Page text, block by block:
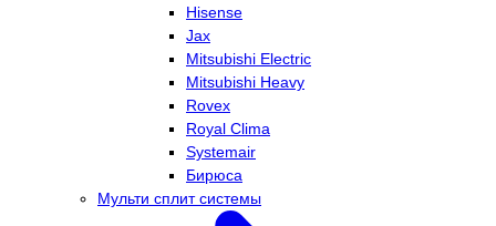
Hisense
Jax
Mitsubishi Electric
Mitsubishi Heavy
Rovex
Royal Clima
Systemair
Бирюса
Мульти сплит системы